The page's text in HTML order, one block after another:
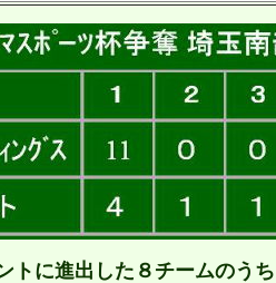
トに進出した８チームのう